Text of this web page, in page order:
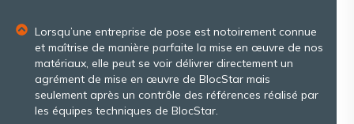
Lorsqu’une entreprise de pose est notoirement connue
et maîtrise de manière parfaite la mise en œuvre de nos
matériaux, elle peut se voir délivrer directement un
agrément de mise en œuvre de BlocStar mais
seulement après un contrôle des références réalisé par
les équipes techniques de BlocStar.